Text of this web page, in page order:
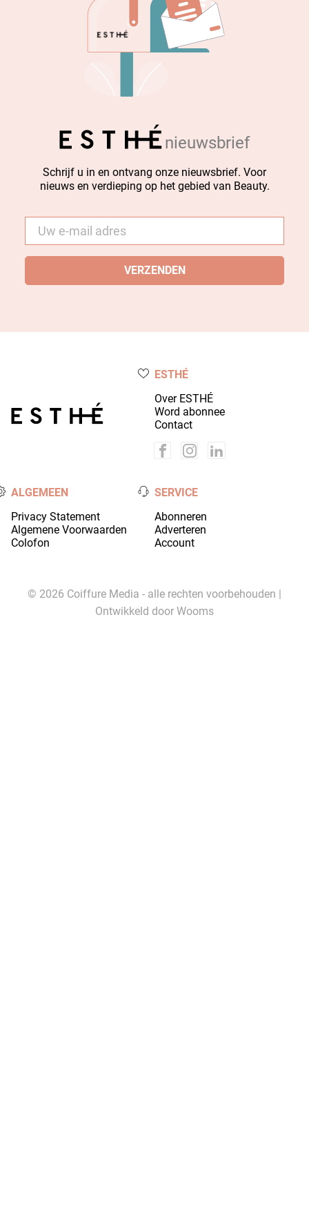
nieuwsbrief
Schrijf u in en ontvang onze nieuwsbrief. Voor
nieuws en verdieping op het gebied van Beauty.
mail *
ESTHÉ
Over ESTHÉ
Word abonnee
Contact
ALGEMEEN
Privacy Statement
Algemene Voorwaarden
Colofon
SERVICE
Abonneren
Adverteren
Account
© 2026 Coiffure Media - alle rechten voorbehouden |
Ontwikkeld door Wooms